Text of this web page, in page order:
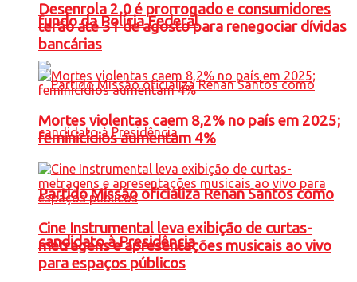
fundo da Polícia Federal
Partido Missão oficializa Renan Santos como
candidato à Presidência
Desenrola 2.0 é prorrogado e consumidores
terão até 31 de agosto para renegociar dívidas
bancárias
Mortes violentas caem 8,2% no país em 2025;
feminicídios aumentam 4%
Cine Instrumental leva exibição de curtas-
metragens e apresentações musicais ao vivo
para espaços públicos